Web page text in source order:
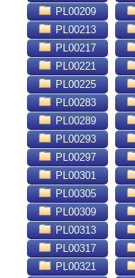
PL00209
PL00213
PL00217
PL00221
PL00225
PL00283
PL00289
PL00293
PL00297
PL00301
PL00305
PL00309
PL00313
PL00317
PL00321